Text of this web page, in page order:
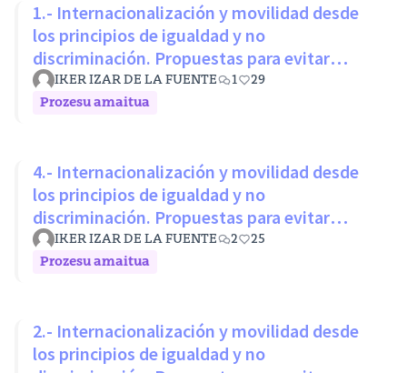
1.- Internacionalización y movilidad desde
los principios de igualdad y no
discriminación. Propuestas para evitar
desigualdades estructurales
IKER IZAR DE LA FUENTE 1
29
Prozesu amaitua
4.- Internacionalización y movilidad desde
los principios de igualdad y no
discriminación. Propuestas para evitar
desigualdades estructurales
IKER IZAR DE LA FUENTE 2
25
Prozesu amaitua
2.- Internacionalización y movilidad desde
los principios de igualdad y no